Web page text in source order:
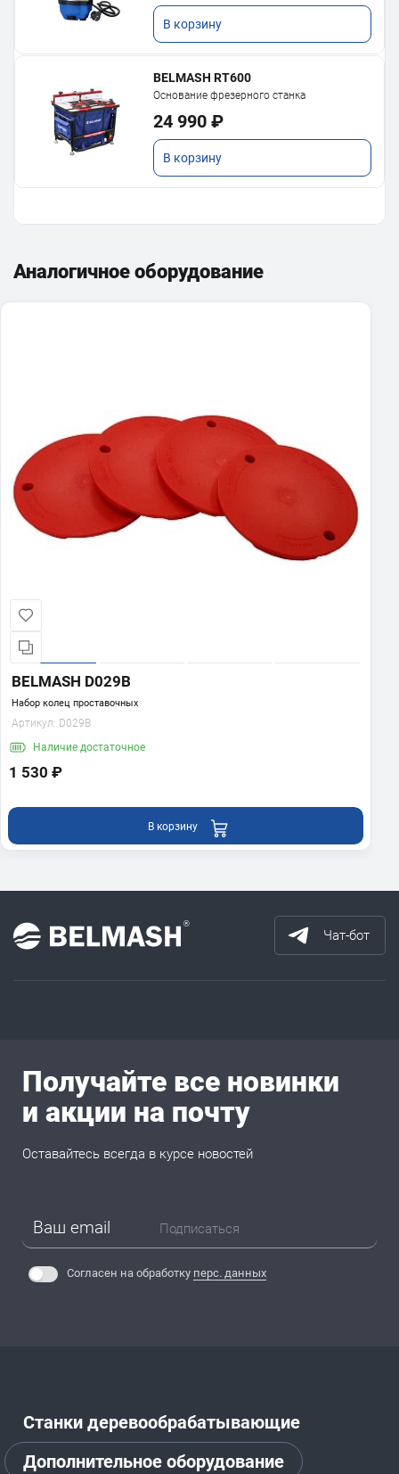
В корзину
BELMASH RT600
Основание фрезерного станка
24 990 ₽
В корзину
Фрезерное оборудование
Аналогичное оборудование
BELMASH D029B
Набор колец проставочных
Артикул: D029B
Наличие достаточное
1 530 ₽
В корзину
Чат-бот
Станки деревообрабатывающие
Дополнительное оборудование
Получайте все новинки
и акции на почту
Оставайтесь всегда в курсе новостей
Подписаться
Согласен на обработку перс. данных